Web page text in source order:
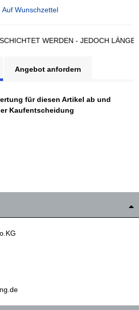
Auf Wunschzettel
WERDEN - JEDOCH LÄNGERE
Angebot anfordern
für diesen Artikel ab und
Kaufentscheidung